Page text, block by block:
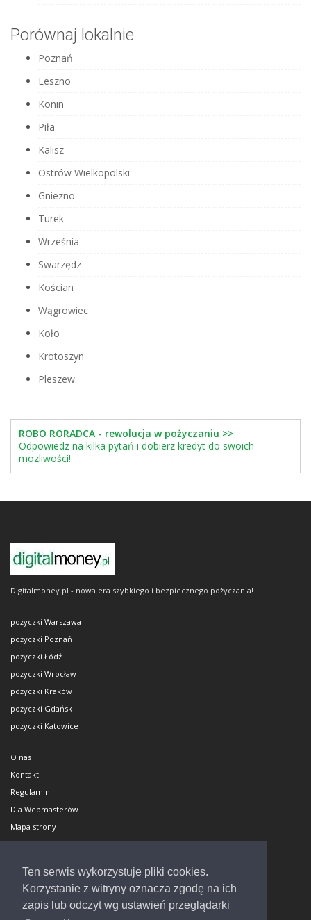
Ten serwis wykorzystuje pliki cookies.
Korzystanie z witryny oznacza zgodę na ich
zapis lub odczyt wg ustawień przeglądarki
Porównaj lokalnie
Poznań
Leszno
Konin
Piła
Kalisz
Ostrów Wielkopolski
Gniezno
Turek
Września
Swarzędz
Kościan
Wągrowiec
Koło
Krotoszyn
Pleszew
ROBO RORADCA - rewolucja w pożyczaniu >>
Odpowiedz na kilka pytań i dobierz kredyt do swoich
mozliwości!
Digitalmoney.pl - nowa era szybkiego i bezpiecznego pożyczania!
pożyczki Warszawa
pożyczki Poznań
pożyczki Łódź
pożyczki Wrocław
pożyczki Kraków
pożyczki Gdańsk
pożyczki Katowice
O nas
Kontakt
Regulamin
Dla Webmasterów
Mapa strony
Polityka cookies
Napisali o nas
Masz pytania?